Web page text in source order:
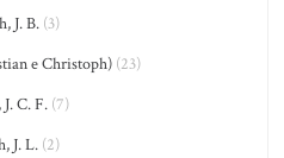
J. B.(3)
e Christoph) (23)
C. F.(7)
J. L. (2)